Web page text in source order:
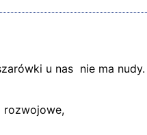
u nas nie ma nudy.
rozwojowe,